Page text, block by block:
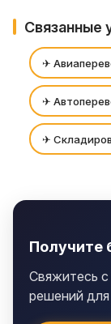
Связанные
✈
✈
✈
Получите
Свяжитесь
решений